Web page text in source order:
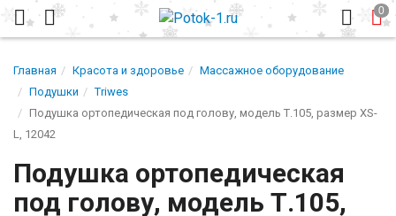
Главная Красота и здоровье
Массажное оборудование
Подушки
Triwes
Подушка ортопедическая под голову, модель Т.105, размер XS-
L, 12042
Подушка ортопедическая
под голову, модель Т.105,